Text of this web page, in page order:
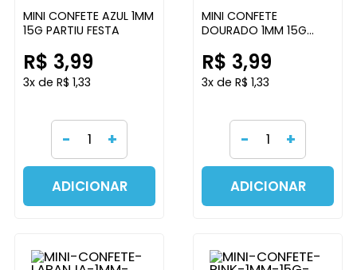
MINI CONFETE AZUL 1MM
15G PARTIU FESTA
R$ 3,99
3x de R$ 1,33
- +
ADICIONAR
MINI CONFETE
DOURADO 1MM 15G
R$ 3,99
3x de R$ 1,33
- +
ADICIONAR